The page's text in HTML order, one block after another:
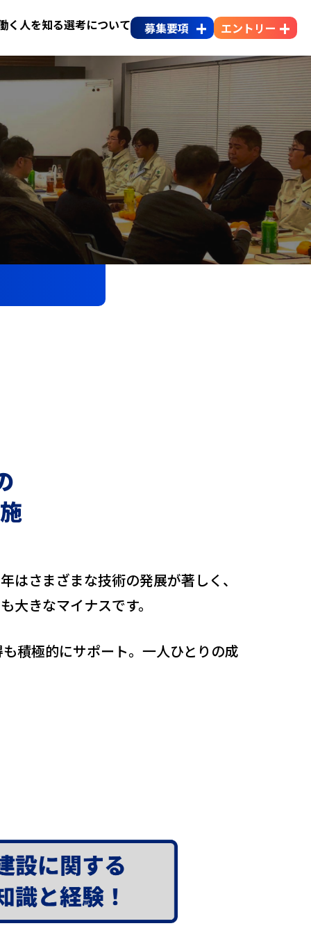
く人を知る選考について 募集要項 エントリー
はさまざまな技術の発展が著しく、
大きなマイナスです。
積極的にサポート。一人ひとりの成